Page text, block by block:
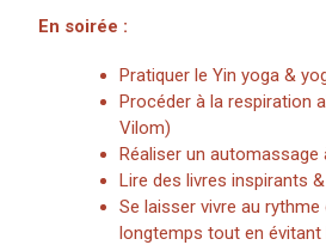
En soirée :
Pratiquer le Yin yoga &
Procéder à la respiration
Vilom)
Réaliser un automassage
Lire des livres inspirants
Se laisser vivre au
longtemps tout en évitant